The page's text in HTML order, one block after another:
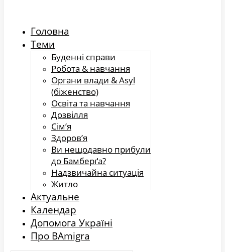
Головна
Теми
Буденні справи
Робота & навчання
Органи влади & Asyl
(біженство)
Освіта та навчання
Дозвілля
Сім’я
Здоров’я
Ви нещодавно прибули
до Бамберґа?
Надзвичайна ситуація
Житло
Актуальне
Календар
Допомога Україні
Про BAmigra